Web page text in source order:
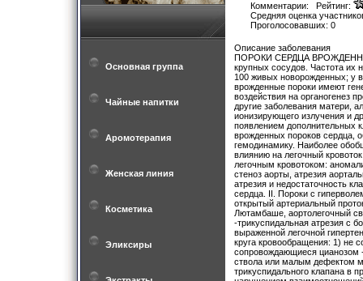
Основная группа
Чайные напитки
Аромотерапия
Женская линия
Косметика
Эликсиры
Комментарии: Рейтинг:
Средняя оценка
Проголосовавших: 0
Описание заболевания
ПОРОКИ СЕРДЦА ВРОЖДЕННЫЕ-
крупных сосудов. Частота их
100 живых новорожденных; у
врожденные пороки имеют
воздействия на органогенез
другие заболевания матери,
ионизирующего излучения и
появлением дополнительных
врожденных пороков сердца,
гемодинамику. Наиболее
влиянию на легочный
легочным кровотоком:
стеноз аорты, атрезия
атрезия и недостаточность
сердца. II. Пороки с
открытый артериальный
Лютамбаше, аортолегочный
-трикуспидальная атрезия с
выраженной легочной
круга кровообращения: 1) не
сопровождающиеся цианозом -
ствола или малым дефектом
трикуспидального клапана в